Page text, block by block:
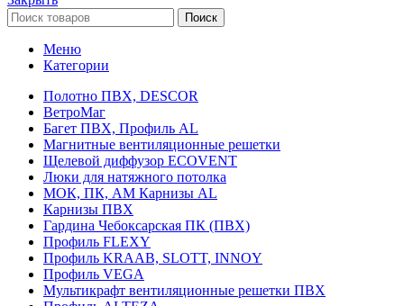
Поиск
Меню
Категории
Полотно ПВХ, DESCOR
ВетроМаг
Багет ПВХ, Профиль AL
Магнитные вентиляционные решетки
Щелевой диффузор ECOVENT
Люки для натяжного потолка
МОК, ПК, АМ Карнизы AL
Карнизы ПВХ
Гардина Чебоксарская ПК (ПВХ)
Профиль FLEXY
Профиль KRAAB, SLOTT, INNOY
Профиль VEGA
Мультикрафт вентиляционные решетки ПВХ